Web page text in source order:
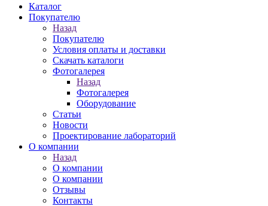
Каталог
Покупателю
Назад
Покупателю
Условия оплаты и доставки
Скачать каталоги
Фотогалерея
Назад
Фотогалерея
Оборудование
Статьи
Новости
Проектирование лабораторий
О компании
Назад
О компании
О компании
Отзывы
Контакты